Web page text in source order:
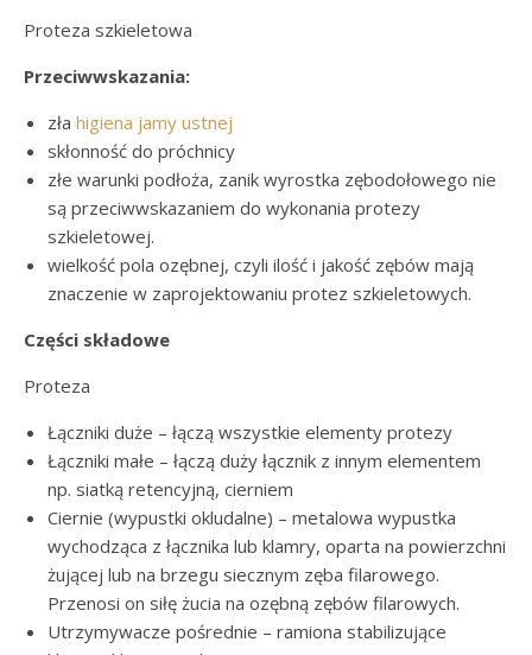
Proteza szkieletowa
Przeciwwskazania:
zła higiena jamy ustnej
skłonność do próchnicy
złe warunki podłoża, zanik wyrostka zębodołowego nie
są przeciwwskazaniem do wykonania protezy
szkieletowej.
wielkość pola ozębnej, czyli ilość i jakość zębów mają
znaczenie w zaprojektowaniu protez szkieletowych.
Części składowe
Proteza
Łączniki duże – łączą wszystkie elementy protezy
Łączniki małe – łączą duży łącznik z innym elementem
np. siatką retencyjną, cierniem
Ciernie (wypustki okludalne) – metalowa wypustka
wychodząca z łącznika lub klamry, oparta na powierzchni
żującej lub na brzegu siecznym zęba filarowego.
Przenosi on siłę żucia na ozębną zębów filarowych.
Utrzymywacze pośrednie – ramiona stabilizujące